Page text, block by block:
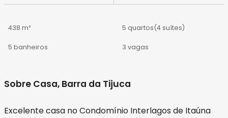
438 m² 5 quartos(4 suítes)
5 banheiros 3 vagas
Sobre Casa, Barra da Tijuca
Excelente casa no Condomínio Interlagos de Itaúna